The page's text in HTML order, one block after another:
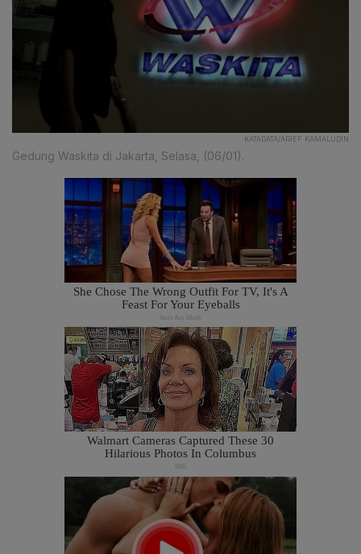
KATADATA/ARIEF KAMALUDIN
Gedung Waskita di Jakarta, Selasa, (06/01).